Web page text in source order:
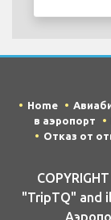
Home
в аэропорт
Отказ от
"TripTQ" and